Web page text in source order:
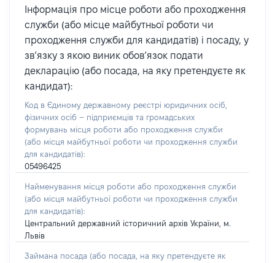
Інформація про місце роботи або проходження
служби (або місце майбутньої роботи чи
проходження служби для кандидатів) і посаду, у
зв’язку з якою виник обов’язок подати
декларацію (або посада, на яку претендуєте як
кандидат):
Код в Єдиному державному реєстрі юридичних осіб,
фізичних осіб – підприємців та громадських
формувань місця роботи або проходження служби
(або місця майбутньої роботи чи проходження служби
для кандидатів):
05496425
Найменування місця роботи або проходження служби
(або місця майбутньої роботи чи проходження служби
для кандидатів):
Центральний державний історичний архів України, м.
Львів
Займана посада (або посада, на яку претендуєте як